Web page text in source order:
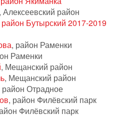
, Алексеевский район
Бутырский 2017-2019
, район Раменки
Раменки
, Мещанский район
, Мещанский район
район Отрадное
, район Филёвский парк
Филёвский парк